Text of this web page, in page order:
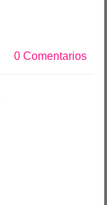
0 Comentarios